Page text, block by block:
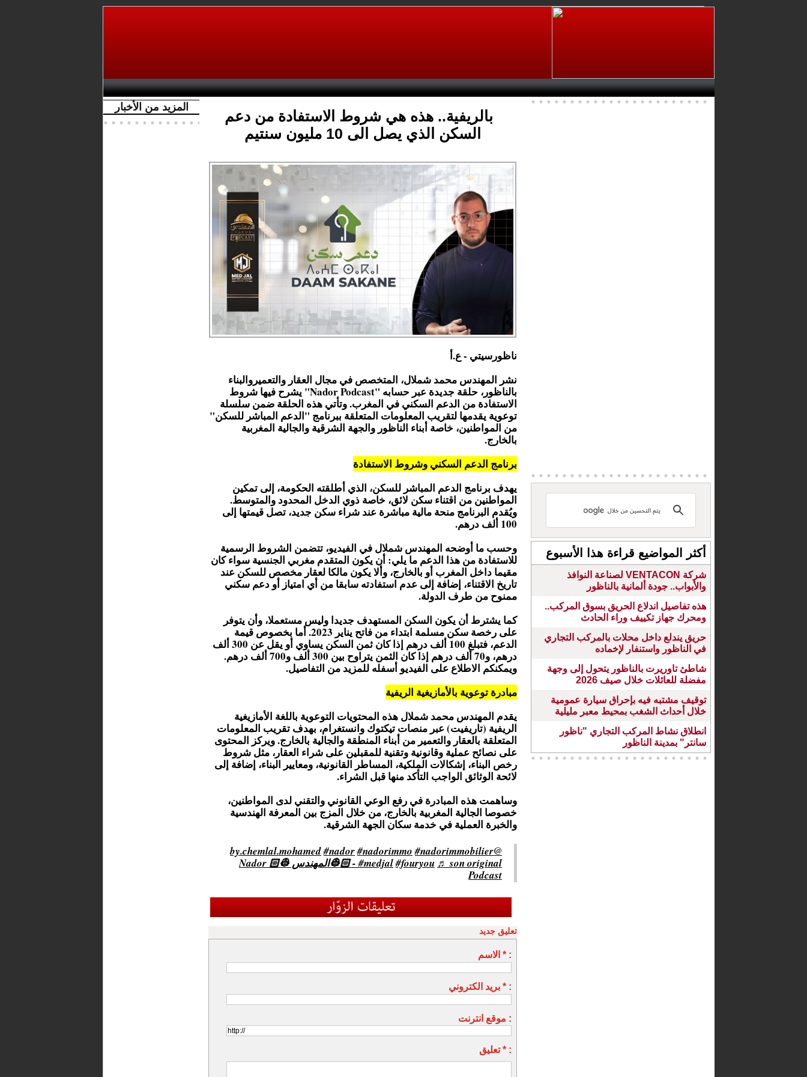
المزيد من الأخبار
بالريفية.. هذه هي شروط الاستفادة من دعم
السكن الذي يصل الى 10 مليون سنتيم
ناظورسيتي - ع.أ
نشر المهندس محمد شملال، المتخصص في مجال العقار والتعميروالبناء
بالناظور، حلقة جديدة عبر حسابه "Nador Podcast" يشرح فيها شروط
الاستفادة من الدعم السكني في المغرب. وتأتي هذه الحلقة ضمن سلسلة
توعوية يقدمها لتقريب المعلومات المتعلقة ببرنامج "الدعم المباشر للسكن"
من المواطنين، خاصة أبناء الناظور والجهة الشرقية والجالية المغربية
بالخارج.
برنامج الدعم السكني وشروط الاستفادة
يهدف برنامج الدعم المباشر للسكن، الذي أطلقته الحكومة، إلى تمكين
المواطنين من اقتناء سكن لائق، خاصة ذوي الدخل المحدود والمتوسط.
ويُقدم البرنامج منحة مالية مباشرة عند شراء سكن جديد، تصل قيمتها إلى
100 ألف درهم.
وحسب ما أوضحه المهندس شملال في الفيديو، تتضمن الشروط الرسمية
للاستفادة من هذا الدعم ما يلي: أن يكون المتقدم مغربي الجنسية سواء كان
مقيما داخل المغرب أو بالخارج، وألا يكون مالكا لعقار مخصص للسكن عند
تاريخ الاقتناء، إضافة إلى عدم استفادته سابقا من أي امتياز أو دعم سكني
ممنوح من طرف الدولة.
كما يشترط أن يكون السكن المستهدف جديدا وليس مستعملا، وأن يتوفر
على رخصة سكن مسلمة ابتداء من فاتح يناير 2023. أما بخصوص قيمة
الدعم، فتبلغ 100 ألف درهم إذا كان ثمن السكن يساوي أو يقل عن 300 ألف
درهم، و70 ألف درهم إذا كان الثمن يتراوح بين 300 ألف و700 ألف درهم.
ويمكنكم الاطلاع على الفيديو أسفله للمزيد من التفاصيل.
مبادرة توعوية بالأمازيغية الريفية
يقدم المهندس محمد شملال هذه المحتويات التوعوية باللغة الأمازيغية
الريفية (تاريفيت) عبر منصات تيكتوك وانستغرام، بهدف تقريب المعلومات
المتعلقة بالعقار والتعمير من أبناء المنطقة والجالية بالخارج. ويركز المحتوى
على نصائح عملية وقانونية وتقنية للمقبلين على شراء العقار، مثل شروط
رخص البناء، إشكالات الملكية، المساطر القانونية، ومعايير البناء، إضافة إلى
لائحة الوثائق الواجب التأكد منها قبل الشراء.
وساهمت هذه المبادرة في رفع الوعي القانوني والتقني لدى المواطنين،
خصوصا الجالية المغربية بالخارج، من خلال المزج بين المعرفة الهندسية
والخبرة العملية في خدمة سكان الجهة الشرقية.
@by.chemlal.mohamed
#nador#nadorimmo #nadorimmobilier
#medjal#fouryou
♬ son original - 👷🏻المهندس 👷🏻 Nador
Podcast
تعليق جديد
الاسم * :
بريد الكتروني * :
موقع انترنت :
تعليق * :
أكثر المواضيع قراءة هذا الأسبوع
شركة VENTACON لصناعة النوافذ
والأبواب.. جودة ألمانية بالناظور
هذه تفاصيل اندلاع الحريق بسوق المركب..
ومحرك جهاز تكييف وراء الحادث
حريق يندلع داخل محلات بالمركب التجاري
في الناظور واستنفار لإخماده
شاطئ تاوريرت بالناظور يتحول إلى وجهة
مفضلة للعائلات خلال صيف 2026
توقيف مشتبه فيه بإحراق سيارة عمومية
خلال أحداث الشغب بمحيط معبر مليلية
انطلاق نشاط المركب التجاري "ناظور
سانتر" بمدينة الناظور